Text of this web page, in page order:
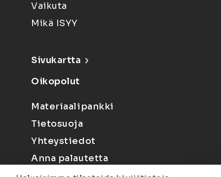
Vaikuta
Mikä ISYY
Sivukartta
Oikopolut
Materiaalipankki
Tietosuoja
Yhteystiedot
Anna palautetta